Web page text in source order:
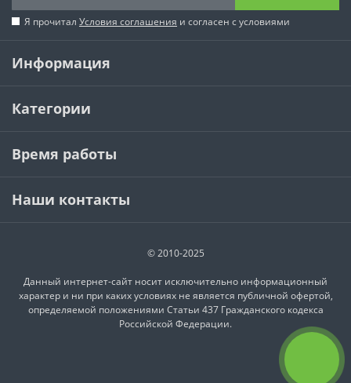
Я прочитал Условия соглашения и согласен с условиями
Информация
Категории
Время работы
Наши контакты
© 2010-2025
Данный интернет-сайт носит исключительно информационный
характер и ни при каких условиях не является публичной офертой,
определяемой положениями Статьи 437 Гражданского кодекса
Российской Федерации.